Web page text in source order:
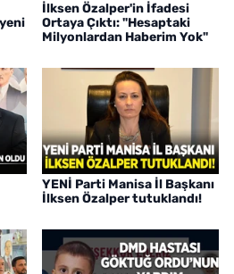
İlksen Özalper'in İfadesi
Ortaya Çıktı: "Hesaptaki
Milyonlardan Haberim Yok"
YENİ Parti Manisa İl Başkanı
İlksen Özalper tutuklandı!